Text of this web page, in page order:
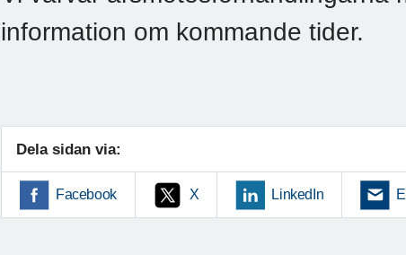
information om kommande tider.
Dela sidan via:
Facebook X LinkedIn